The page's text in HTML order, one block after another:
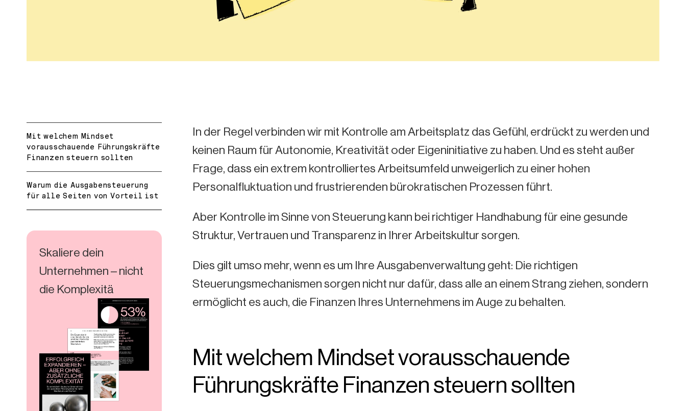
Mit welchem Mindset
vorausschauende Führungskräfte
Finanzen steuern sollten
Warum die Ausgabensteuerung
für alle Seiten von Vorteil ist
Skaliere dein
Unternehmen – nicht
die Komplexitä
In der Regel verbinden wir mit Kontrolle am Arbeitsplatz das Gefühl, erdrückt zu werden und
keinen Raum für Autonomie, Kreativität oder Eigeninitiative zu haben. Und es steht außer
Frage, dass ein extrem kontrolliertes Arbeitsumfeld unweigerlich zu einer hohen
Personalfluktuation und frustrierenden bürokratischen Prozessen führt.
Aber Kontrolle im Sinne von Steuerung kann bei richtiger Handhabung für eine gesunde
Struktur, Vertrauen und Transparenz in Ihrer Arbeitskultur sorgen.
Dies gilt umso mehr, wenn es um Ihre Ausgabenverwaltung geht: Die richtigen
Steuerungsmechanismen sorgen nicht nur dafür, dass alle an einem Strang ziehen, sondern
ermöglicht es auch, die Finanzen Ihres Unternehmens im Auge zu behalten.
Mit welchem Mindset vorausschauende
Führungskräfte Finanzen steuern sollten